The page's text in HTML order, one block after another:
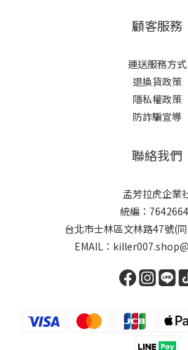
顧客服務
運送服務方式
退換貨政策
隱私權政策
防詐騙宣導
聯絡我們
孟芳拉虎企業
統編：
台北市士林區文林路47號(
EMAIL：